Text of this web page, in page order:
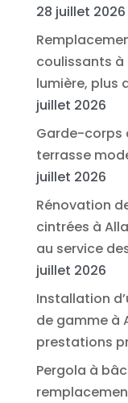
28 juillet 2026
coulissants à
lumière, plus
juillet 2026
Garde-corps
terrasse
juillet 2026
Rénovation
cintrées à
au service
juillet 2026
Installation
de gamme à
prestations
Pergola à